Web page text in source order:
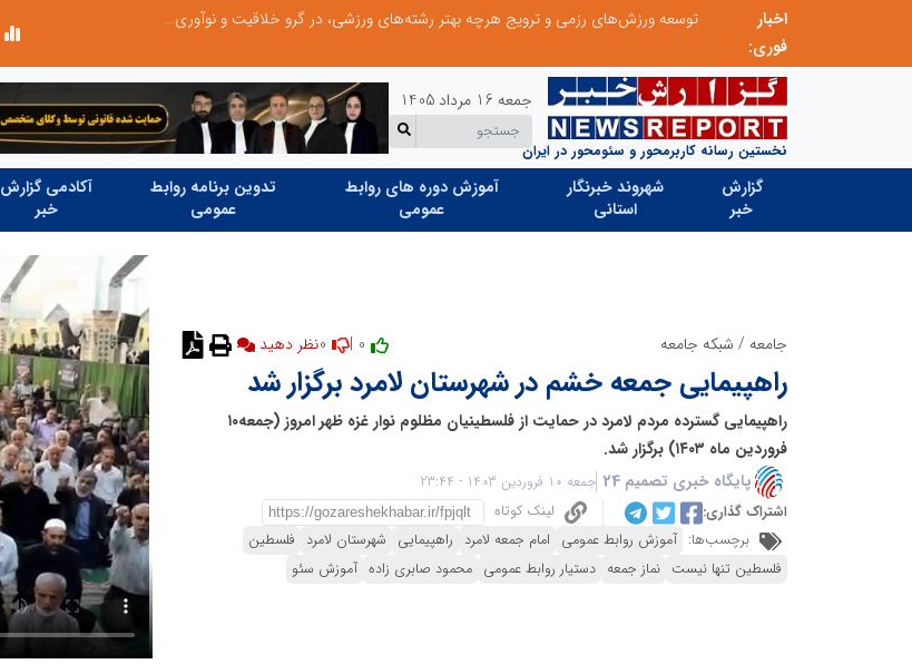
اخبار
فوری:
توسعه ورزش‌های رزمی و ترویج هرچه بهتر رشته‌های ورزشی، در گرو خلاقیت و نوآوری است
نخستین رسانه کاربرمحور و سئومحور در ایران
جمعه 16 مرداد 1405
گزارش
خبر
شهروند خبرنگار
استانی
آموزش دوره های روابط
عمومی
تدوین برنامه روابط
عمومی
آکادمی گزارش
خبر
جامعه / شبکه جامعه نظر دهید
راهپیمایی جمعه خشم در شهرستان لامرد برگزار شد
راهپیمایی گسترده مردم لامرد در حمایت از فلسطینیان مظلوم نوار غزه ظهر امروز (جمعه۱۰
فروردین ماه ۱۴۰۳) برگزار شد.
پایگاه خبری تصمیم 24
جمعه 10 فروردین 1403 - 23:44
اشتراک گذاری:
لینک کوتاه
برچسب‌ها: آموزش روابط عمومی امام جمعه لامرد راهپیمایی شهرستان لامرد فلسطین
فلسطین تنها نیست نماز جمعه دستیار روابط عمومی محمود صابری زاده آموزش سئو